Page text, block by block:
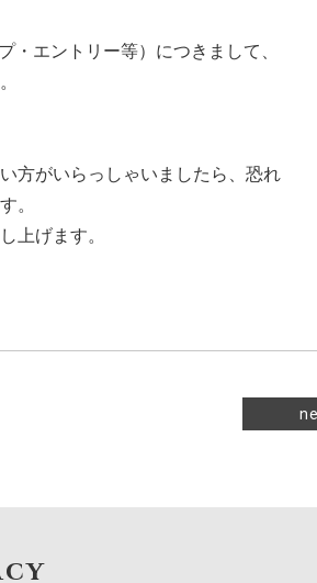
エントリー等）につきまして、
方がいらっしゃいましたら、恐れ
。
上げます。